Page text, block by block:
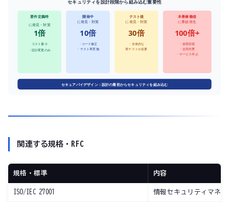
セキュリティを設計段階から組み込む重要性
要件定義時
に発見・対策
1倍
コスト最小
・設計変更のみ
開発中
に発見・対策
10倍
・コード修正
・テスト再実施
テスト後
に発見・対策
30倍
・全体的な
再テストが必要
本番稼働後
に事故発生
100倍+
・損害賠償
・信用失墜
・サービス停止
セキュアバイデザイン：設計の最初からセキュリティを組み込む
関連する規格・RFC
規格・標準 内容
ISO/IEC 27001 情報セキュリティマネ